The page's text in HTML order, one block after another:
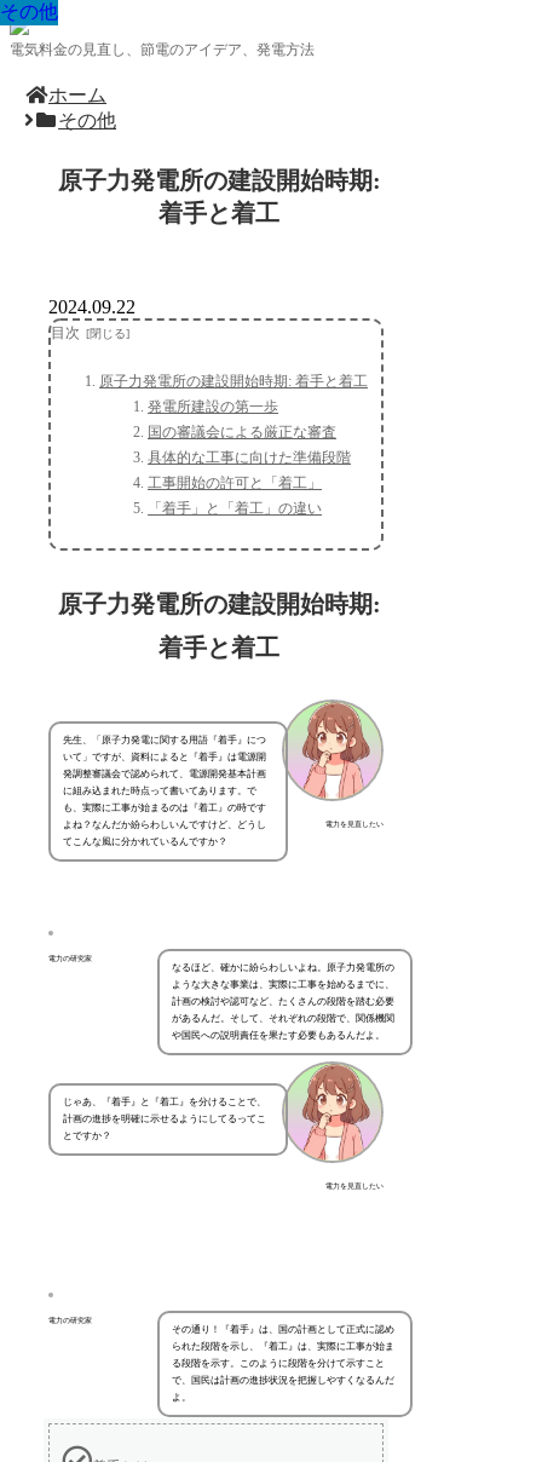
電気料金の見直し、節電のアイデア、発電方法
ホーム
その他
原子力発電所の建設開始時期:
着手と着工
その他
2024.09.22
目次
原子力発電所の建設開始時期: 着手と着工
発電所建設の第一歩
国の審議会による厳正な審査
具体的な工事に向けた準備段階
工事開始の許可と「着工」
「着手」と「着工」の違い
原子力発電所の建設開始時期:
着手と着工
電力を見直したい
先生、「原子力発電に関する用語『着手』につ
いて」ですが、資料によると『着手』は電源開
発調整審議会で認められて、電源開発基本計画
に組み込まれた時点って書いてあります。で
も、実際に工事が始まるのは『着工』の時です
よね？なんだか紛らわしいんですけど、どうし
てこんな風に分かれているんですか？
電力の研究家
なるほど、確かに紛らわしいよね。原子力発電所の
ような大きな事業は、実際に工事を始めるまでに、
計画の検討や認可など、たくさんの段階を踏む必要
があるんだ。そして、それぞれの段階で、関係機関
や国民への説明責任を果たす必要もあるんだよ。
電力を見直したい
じゃあ、『着手』と『着工』を分けることで、
計画の進捗を明確に示せるようにしてるってこ
とですか？
電力の研究家
その通り！『着手』は、国の計画として正式に認め
られた段階を示し、『着工』は、実際に工事が始ま
る段階を示す。このように段階を分けて示すこと
で、国民は計画の進捗状況を把握しやすくなるんだ
よ。
その他
その他
その他
その他
その他
その他
その他
その他